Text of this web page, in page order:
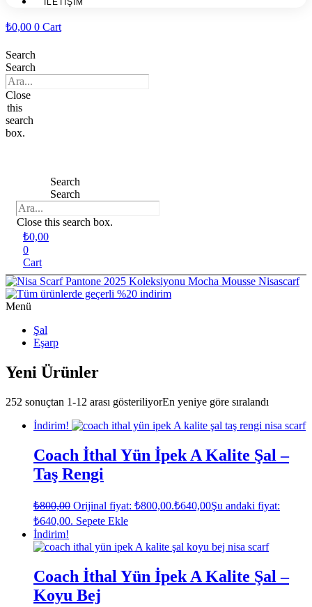
İLETİŞİM
₺0,00 0 Cart
Search
Search
Close
this
search
box.
Search
Search
Close this search box.
₺0,00
0
Cart
Menü
Şal
Eşarp
Yeni Ürünler
252 sonuçtan 1-12 arası gösteriliyorEn yeniye göre sıralandı
İndirim!
Coach İthal Yün İpek A Kalite Şal –
Taş Rengi
₺800,00 Orijinal fiyat: ₺800,00.₺640,00Şu andaki fiyat:
₺640,00. Sepete Ekle
İndirim!
Coach İthal Yün İpek A Kalite Şal –
Koyu Bej